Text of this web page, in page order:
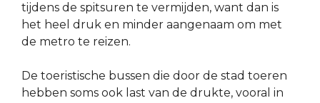
tijdens de spitsuren te vermijden, want dan is
het heel druk en minder aangenaam om met
de metro te reizen.
De toeristische bussen die door de stad toeren
hebben soms ook last van de drukte, vooral in